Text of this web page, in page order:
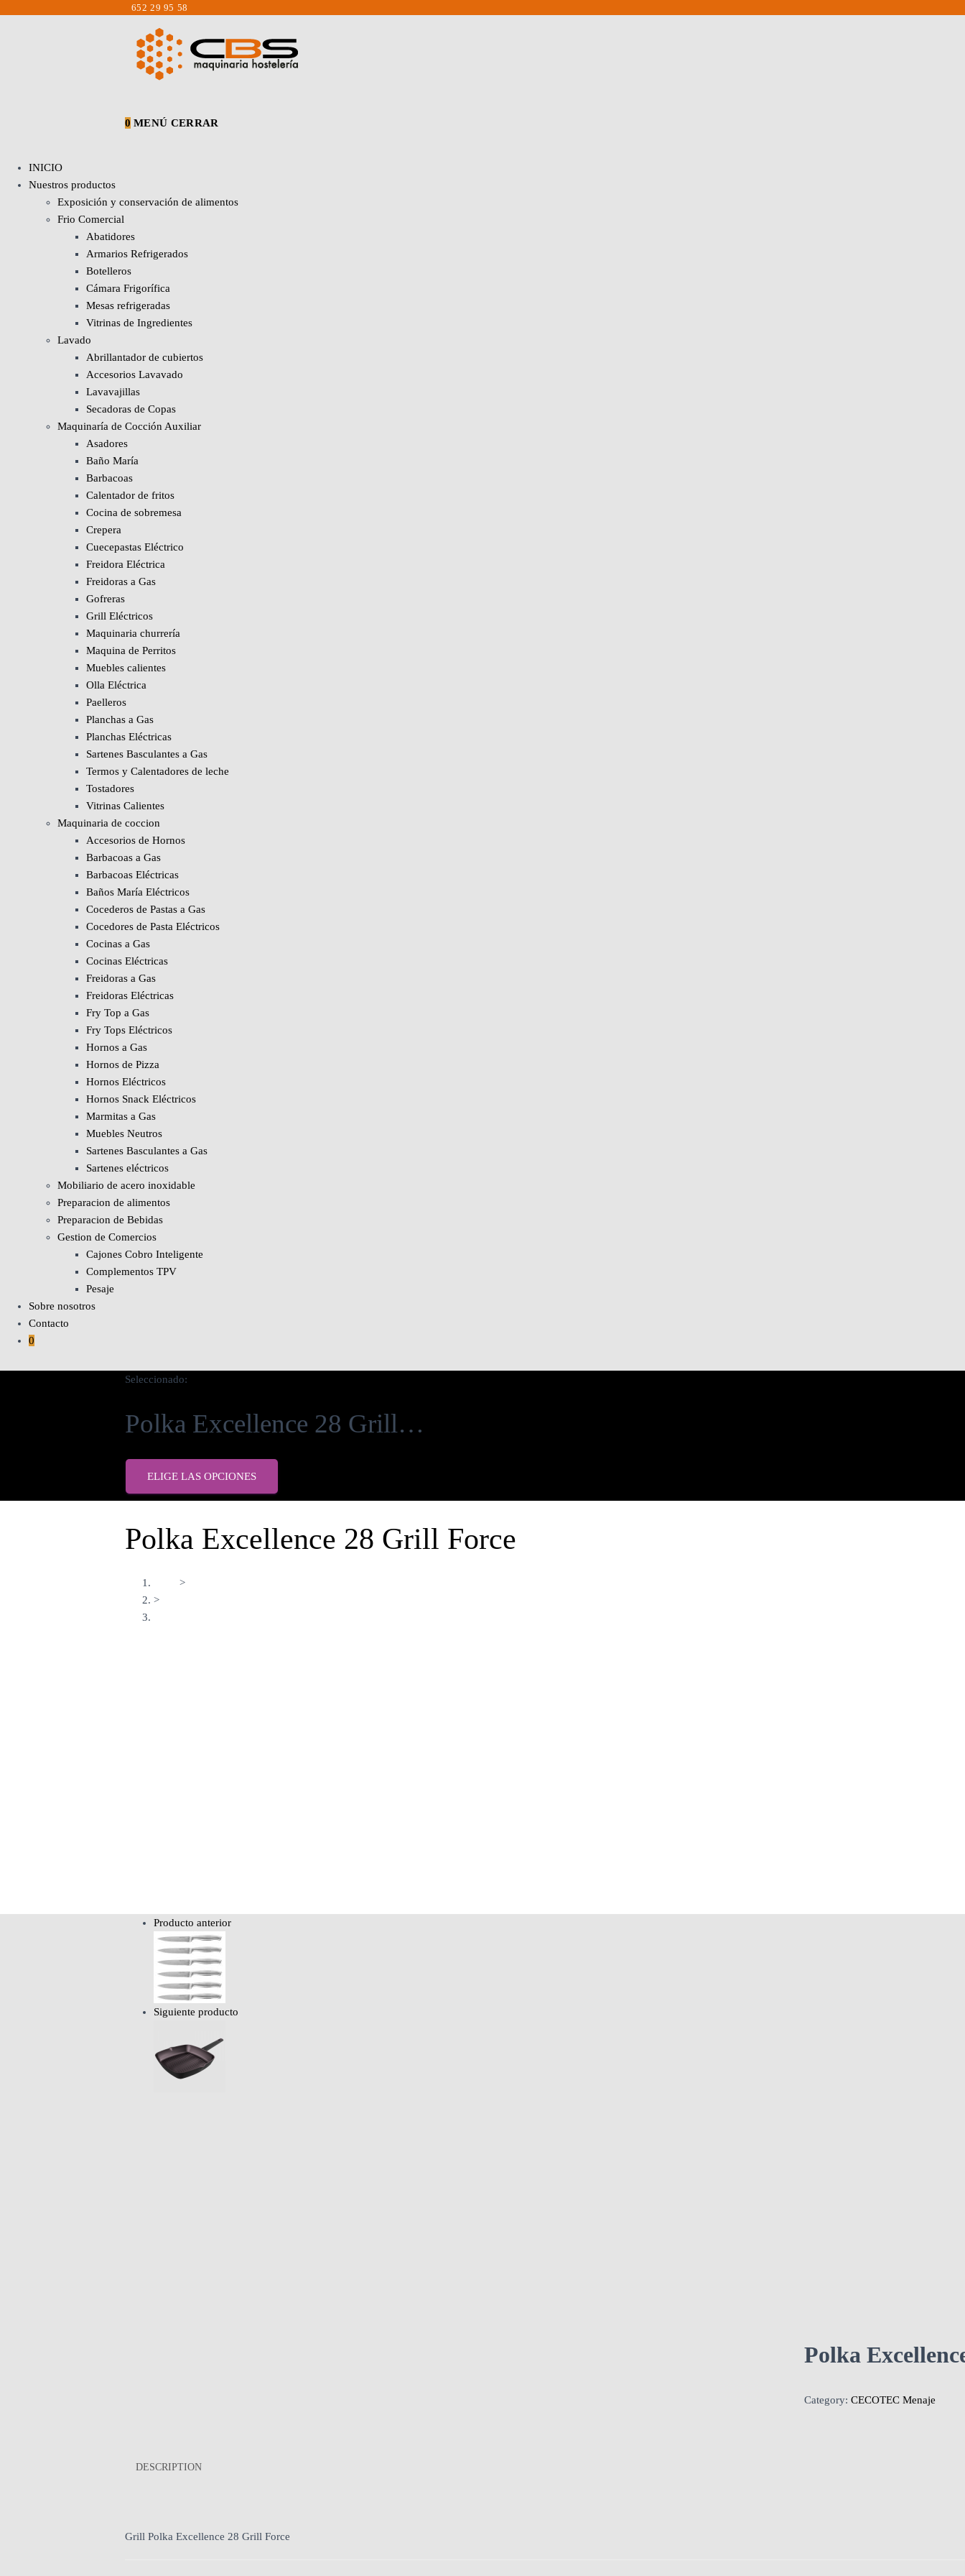
652 29 95 58
0 MENÚ CERRAR
INICIO
Nuestros productos
Exposición y conservación de alimentos
Frio Comercial
Abatidores
Armarios Refrigerados
Botelleros
Cámara Frigorífica
Mesas refrigeradas
Vitrinas de Ingredientes
Lavado
Abrillantador de cubiertos
Accesorios Lavavado
Lavavajillas
Secadoras de Copas
Maquinaría de Cocción Auxiliar
Asadores
Baño María
Barbacoas
Calentador de fritos
Cocina de sobremesa
Crepera
Cuecepastas Eléctrico
Freidora Eléctrica
Freidoras a Gas
Gofreras
Grill Eléctricos
Maquinaria churrería
Maquina de Perritos
Muebles calientes
Olla Eléctrica
Paelleros
Planchas a Gas
Planchas Eléctricas
Sartenes Basculantes a Gas
Termos y Calentadores de leche
Tostadores
Vitrinas Calientes
Maquinaria de coccion
Accesorios de Hornos
Barbacoas a Gas
Barbacoas Eléctricas
Baños María Eléctricos
Cocederos de Pastas a Gas
Cocedores de Pasta Eléctricos
Cocinas a Gas
Cocinas Eléctricas
Freidoras a Gas
Freidoras Eléctricas
Fry Top a Gas
Fry Tops Eléctricos
Hornos a Gas
Hornos de Pizza
Hornos Eléctricos
Hornos Snack Eléctricos
Marmitas a Gas
Muebles Neutros
Sartenes Basculantes a Gas
Sartenes eléctricos
Mobiliario de acero inoxidable
Preparacion de alimentos
Preparacion de Bebidas
Gestion de Comercios
Cajones Cobro Inteligente
Complementos TPV
Pesaje
Sobre nosotros
Contacto
0
Seleccionado:
Polka Excellence 28 Grill…
ELIGE LAS OPCIONES
Polka Excellence 28 Grill Force
>
>
Producto anterior
Siguiente producto
Polka
Category: CECOTEC Menaje
DESCRIPTION
Grill Polka Excellence 28 Grill Force